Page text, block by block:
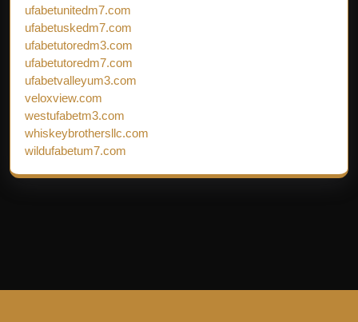
ufabetunitedm7.com
ufabetuskedm7.com
ufabetutoredm3.com
ufabetutoredm7.com
ufabetvalleyum3.com
veloxview.com
westufabetm3.com
whiskeybrothersllc.com
wildufabetum7.com